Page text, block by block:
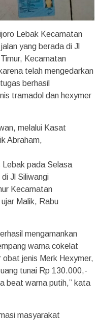
Lebak Kecamatan
yang berada di Jl
Kecamatan
telah mengedarkan
berhasil
tramadol dan hexymer
melalui Kasat
Abraham,
Lebak pada Selasa
Jl Siliwangi
Kecamatan
Malik, Rabu
mengamankan
warna cokelat
jenis Merk Hexymer,
tunai Rp 130.000,-
beat warna putih,” kata
masyarakat